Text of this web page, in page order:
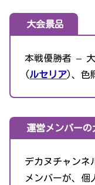
大会景品
本戦優勝者 –
(ルセリア)、色
運営メンバー
デカヌチャンネ
メンバーが、個